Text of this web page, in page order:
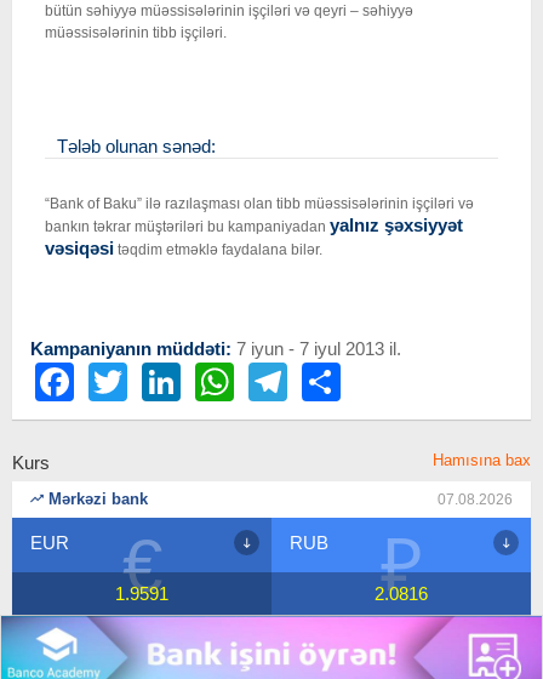
bütün səhiyyə müəssisələrinin işçiləri və qeyri – səhiyyə
müəssisələrinin tibb işçiləri.
Tələb olunan sənəd:
“Bank of Baku” ilə razılaşması olan tibb müəssisələrinin işçiləri və
bankın təkrar müştəriləri bu kampaniyadan yalnız şəxsiyyət
vəsiqəsi təqdim etməklə faydalana bilər.
Kampaniyanın müddəti: 7 iyun - 7 iyul 2013 il.
FacebookTwitter LinkedIn WhatsAppTelegram
Kurs Hamısına bax
Mərkəzi bank 07.08.2026
€
EUR
1.9591 ₽
RUB
2.0816